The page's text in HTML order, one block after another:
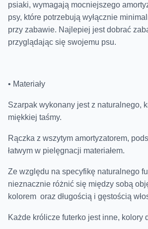
psiaki, wymagają mocniejszego
psy, które potrzebują wyłącznie
przy zabawie. Najlepiej jest dobrać
przyglądając się swojemu psu.
• Materiały
Szarpak wykonany jest z naturalnego,
miękkiej taśmy.
Rączka z wszytym amortyzatorem,
łatwym w pielęgnacji materiałem.
Ze względu na specyfikę naturalnego
nieznacznie różnić się między sobą
kolorem oraz długością i gęstością
Każde królicze futerko jest inne, kolory